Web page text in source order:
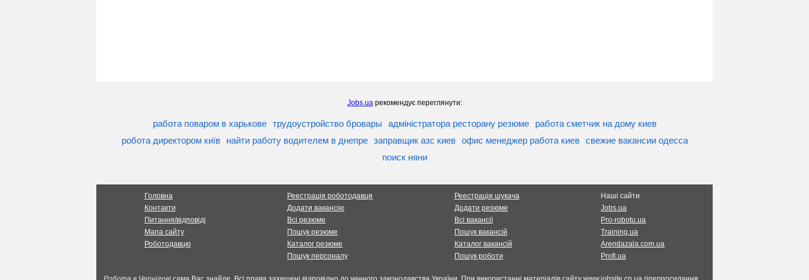
Jobs.uaрекомендує переглянути:
работа поваром в харькове трудоустройство бровары адміністратора ресторану резюме
работа сметчик на дому киев
робота директором київ
найти работу водителем в днепре заправщик азс киев офис менеджер работа киев
свежие вакансии одесса
поиск няни
Головна
Контакти
Питання/відповіді
Мапа сайту
Роботодавцю
Реестрація роботодавця
Додати вакансію
Всі резюме
Пошук резюме
Каталог резюме
Пошук персоналу
Реестрація шукача
Додати резюме
Всі вакансії
Пошук вакансій
Каталог вакансій
Пошук роботи
Наші сайти
Jobs.ua
Pro-robotu.ua
Training.ua
Arendazala.com.ua
Profi.ua